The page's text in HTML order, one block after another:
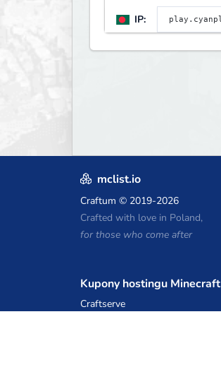
IP:
mclist.io
Craftum © 2019-2026
Crafted with love in Poland,
for those who come after
Kupony hostingu Minecraft
Craftserve